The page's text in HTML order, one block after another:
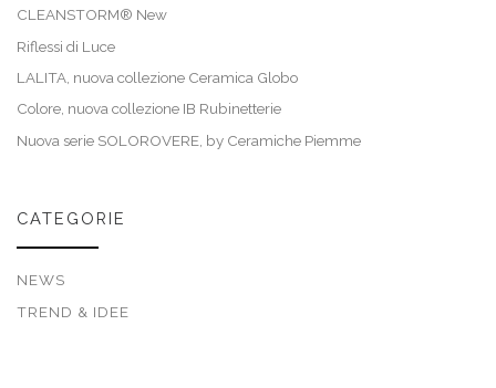
CLEANSTORM® New
Riflessi di Luce
LALITA, nuova collezione Ceramica Globo
Colore, nuova collezione IB Rubinetterie
Nuova serie SOLOROVERE, by Ceramiche Piemme
CATEGORIE
NEWS
TREND & IDEE